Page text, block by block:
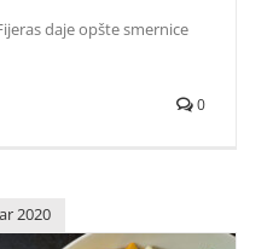
daje opšte smernice
0
2020